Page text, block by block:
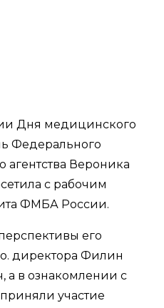
Дня медицинского
Федерального
агентства Вероника
с рабочим
ФМБА России.
его
директора Филин
а в ознакомлении с
участие